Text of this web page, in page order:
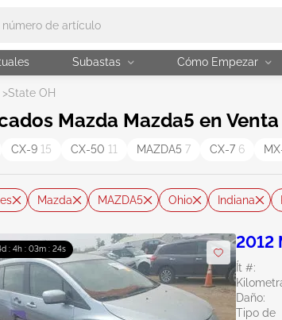
Subastas Cómo Empezar
>State OH
Mazda Mazda5 en Venta
CX-9 15 CX-50 11 MAZDA5 7 CX-7 6
Mazda MAZDA5 Ohio Indiana
: 4h : 03m : 23s 2012
Ít #:
Daño:
Tipo de